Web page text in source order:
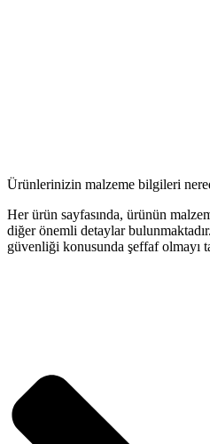
Ürünlerinizin malzeme bilgileri
Her ürün sayfasında, ürünün
diğer önemli detaylar
güvenliği konusunda şeffaf olmayı